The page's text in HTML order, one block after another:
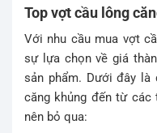
Top vợt cầu lông
Với nhu cầu mua vợt
sự lựa chọn về giá
sản phẩm. Dưới đây
căng khủng đến từ các
nên bỏ qua: